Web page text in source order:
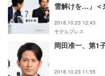
雪解けを…」＜
2018.10.23 12:43
モデルプレス
岡田准一、第1
2018.10.23 11:55